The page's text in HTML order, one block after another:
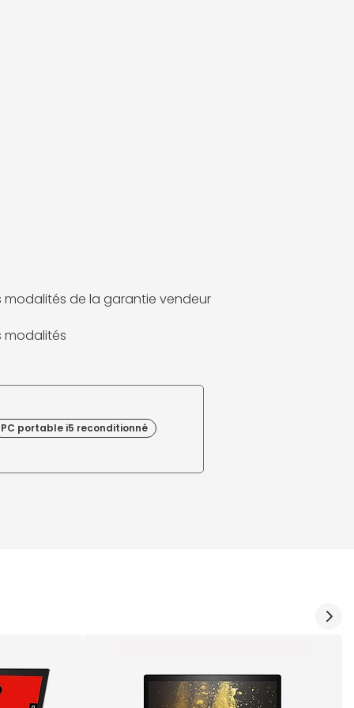
modalités de la garantie vendeur
modalités
PC portable i5 reconditionné